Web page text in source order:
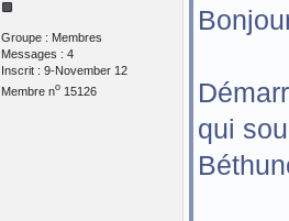
Groupe : Membres
Messages : 4
Inscrit : 9-November 12
Membre no15126
qui